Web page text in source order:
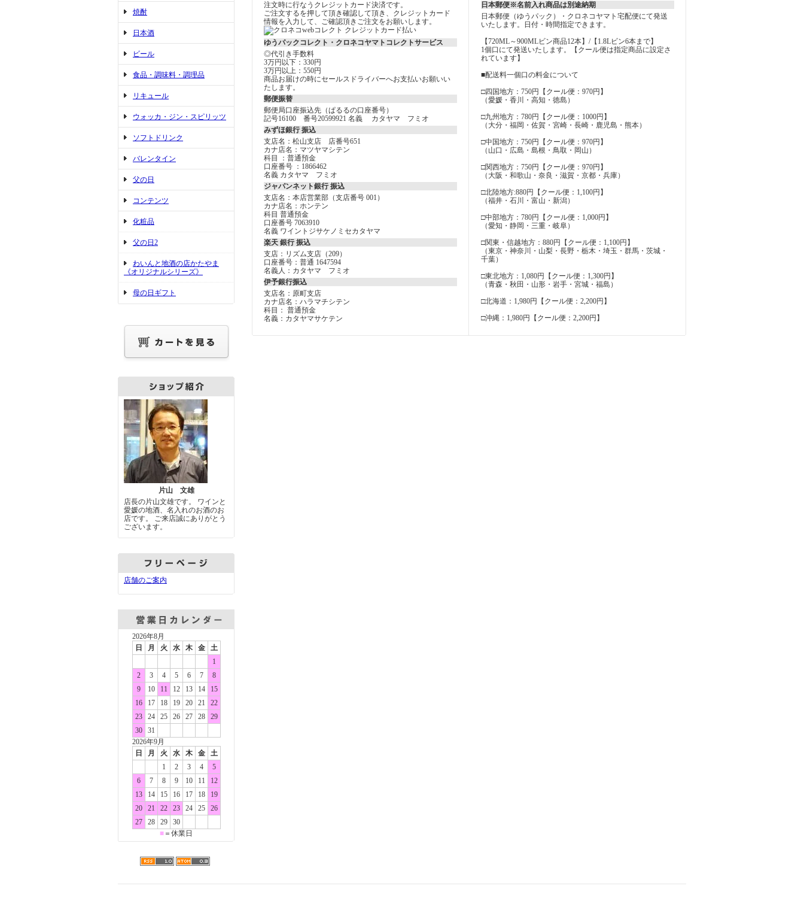
焼酎
日本酒
ビール
食品・調味料・調理品
リキュール
ウォッカ・ジン・スピリッツ
ソフトドリンク
バレンタイン
父の日
コンテンツ
化粧品
父の日2
わいんと地酒の店かたやま
《オリジナルシリーズ》
母の日ギフト
片山 文雄
店長の片山文雄です。 ワインと
愛媛の地酒、名入れのお酒のお
店です。 ご来店誠にありがとう
ございます。
店舗のご案内
2026年8月
日
月 火 水 木 金
土
1
2
3 4 5 6 7
8
9
10 11 12 13 14
15
16
17 18 19 20 21
22
23
24 25 26 27 28
29
30
31
2026年9月
日
月 火 水 木 金
土
1
2 3 4
5
6
7 8 9 10 11
12
13
14 15 16 17 18
19
20
21 22 23 24 25
26
27
28 29
30
■ ＝休業日
注文時に行なうクレジットカード決済です。
ご注文するを押して頂き確認して頂き、クレジットカード
情報を入力して、ご確認頂きご注文をお願いします。
ゆうパックコレクト・クロネコヤマトコレクトサービス
◎代引き手数料
3万円以下：330円
3万円以上：550円
商品お届けの時にセールスドライバーへお支払いお願いい
たします。
郵便振替
郵便局口座振込先（ぱるるの口座番号）
記号16100 番号20599921 名義 カタヤマ フミオ
みずほ銀行 振込
支店名：松山支店 店番号651
カナ店名：マツヤマシテン
科目 ：普通預金
口座番号 ：1866462
名義 カタヤマ フミオ
ジャパンネット銀行 振込
支店名：本店営業部（支店番号 001）
カナ店名：ホンテン
科目 普通預金
口座番号 7063910
名義 ワイントジサケノミセカタヤマ
楽天 銀行 振込
支店：リズム支店（209）
口座番号：普通 1647594
名義人：カタヤマ フミオ
伊予銀行振込
支店名：原町支店
カナ店名：ハラマチシテン
科目： 普通預金
名義：カタヤマサケテン
日本郵便※名前入れ商品は別途納期
日本郵便（ゆうパック）・クロネコヤマト宅配便にて発送
いたします。日付・時間指定できます。
【720ML～900MLビン商品12本】/【1.8Lビン6本まで】
1個口にて発送いたします。【クール便は指定商品に設定さ
れています】
■配送料一個口の料金について
□四国地方：750円【クール便：970円】
（愛媛・香川・高知・徳島）
□九州地方：780円【クール便：1000円】
（大分・福岡・佐賀・宮崎・長崎・鹿児島・熊本）
□中国地方：750円【クール便：970円】
（山口・広島・島根・鳥取・岡山）
□関西地方：750円【クール便：970円】
（大阪・和歌山・奈良・滋賀・京都・兵庫）
□北陸地方:880円【クール便：1,100円】
（福井・石川・富山・新潟）
□中部地方：780円【クール便：1,000円】
（愛知・静岡・三重・岐阜）
□関東・信越地方：880円【クール便：1,100円】
（東京・神奈川・山梨・長野・栃木・埼玉・群馬・茨城・
千葉）
□東北地方：1,080円【クール便：1,300円】
（青森・秋田・山形・岩手・宮城・福島）
□北海道：1,980円【クール便：2,200円】
□沖縄：1,980円【クール便：2,200円】